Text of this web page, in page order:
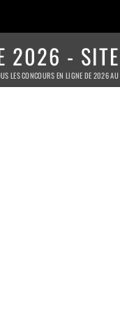
2026 -
LES CONCOURS EN LIGNE DE 2026